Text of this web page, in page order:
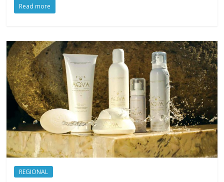
Read more
REGIONAL